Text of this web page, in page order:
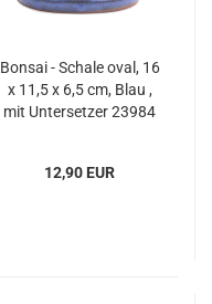
Bonsai - Schale oval, 16
x 11,5 x 6,5 cm, Blau ,
mit Untersetzer 23984
12,90 EUR